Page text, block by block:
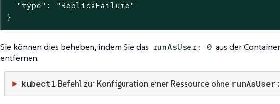
  "type": "ReplicaFailure"
}
Sie können dies beheben, indem Sie das runAsUser: 0 aus der
entfernen:
kubectl Befehl zur Konfiguration einer Ressource ohne